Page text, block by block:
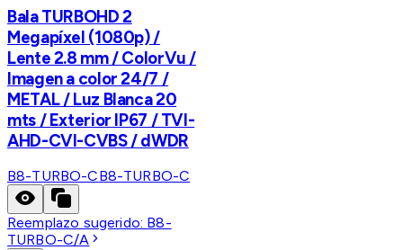
Bala TURBOHD 2
Megapíxel (1080p) /
Lente 2.8 mm / ColorVu /
Imagen a color 24/7 /
METAL / Luz Blanca 20
mts / Exterior IP67 / TVI-
AHD-CVI-CVBS / dWDR
B8-TURBO-CB8-TURBO-C
Reemplazo sugerido: B8-
TURBO-C/A